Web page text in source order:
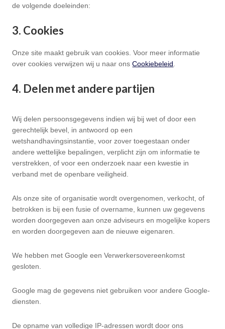
de volgende doeleinden:
3. Cookies
Onze site maakt gebruik van cookies. Voor meer informatie
over cookies verwijzen wij u naar onsCookiebeleid
4. Delen met andere partijen
Wij delen persoonsgegevens indien wij bij wet of door een
gerechtelijk bevel, in antwoord op een
wetshandhavingsinstantie, voor zover toegestaan onder
andere wettelijke bepalingen, verplicht zijn om informatie te
verstrekken, of voor een onderzoek naar een kwestie in
verband met de openbare veiligheid.
Als onze site of organisatie wordt overgenomen, verkocht, of
betrokken is bij een fusie of overname, kunnen uw gegevens
worden doorgegeven aan onze adviseurs en mogelijke kopers
en worden doorgegeven aan de nieuwe eigenaren.
We hebben met Google een Verwerkersovereenkomst
gesloten.
Google mag de gegevens niet gebruiken voor andere Google-
diensten.
De opname van volledige IP-adressen wordt door ons